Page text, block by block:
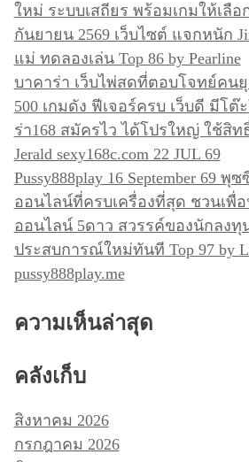
ใหม่ ระบบเสถียร พร้อมเกมให้เลือ
กันยายน 2569 เว็บไซต์ แจกหนัก
แม่ ทดลองเล่น Top 86 by Pearline
บาคาร่า เว็บไพ่สดที่ตอบโจทย์คน
500 เกมดัง ฟีเจอร์ครบ เว็บดี มีโต๊
ร่า168 สมัครไว ได้โปรใหญ่ ใช้สิท
Jerald sexy168c.com 22 JUL 69
Pussy888play 16 September 69
ออนไลน์ที่ครบเครื่องที่สุด ชวนเพื่
ออนไลน์ 5ดาว สวรรค์ของนักลงทุน
ประสบการณ์ใหม่ทันที Top 97 by
pussy888play.me
ความเห็นล่าสุด
คลังเก็บ
สิงหาคม 2026
กรกฎาคม 2026